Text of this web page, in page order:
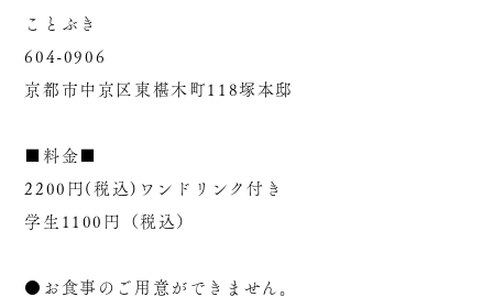
ことぶき
604-0906
京都市中京区東椹木町118塚本邸
■料金■
2200円(税込)ワンドリンク付き
学生1100円（税込）
●お食事のご用意ができません。